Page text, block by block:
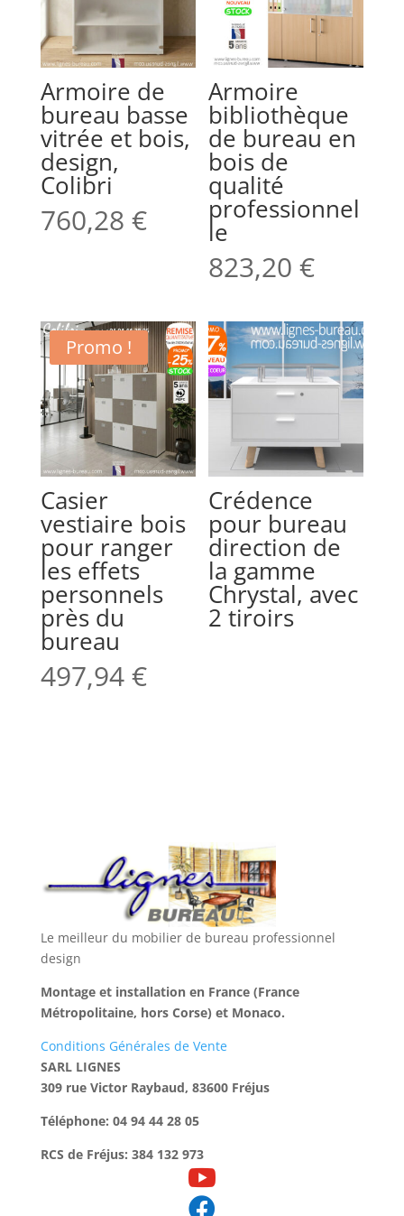
Armoire de
bureau basse
vitrée et bois,
design,
Colibri
760,28 €
Armoire
bibliothèque
de bureau en
bois de
qualité
professionnel
le
823,20€
Promo !
Casier
vestiaire bois
pour ranger
les effets
personnels
près du
bureau
497,94€
Crédence
pour bureau
direction de
la gamme
Chrystal, avec
2 tiroirs
Le meilleur du mobilier de bureau professionnel
design
Montage et installation en France (France
Métropolitaine, hors Corse) et Monaco.
Conditions Générales de Vente
SARL LIGNES
309 rue Victor Raybaud, 83600 Fréjus
Téléphone: 04 94 44 28 05
RCS de Fréjus: 384 132 973

